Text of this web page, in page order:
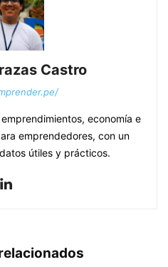
Castro
economía e
emprendedores, con un
útiles y prácticos.